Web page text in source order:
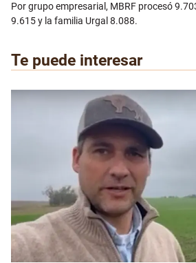
Por grupo empresarial, MBRF procesó
9.615 y la familia Urgal 8.088.
Te puede interesar